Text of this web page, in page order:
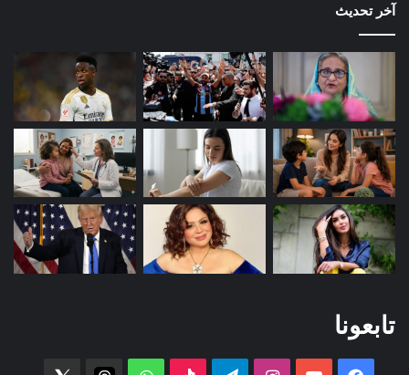
آخر تحديث
تابعونا